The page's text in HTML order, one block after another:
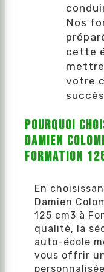
Nos
cette
votre
Pourquoi
Damien
formation
En
Damien
125 cm3 à
qualité, la
auto-école
vous offrir